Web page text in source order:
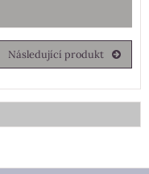
Následující produkt